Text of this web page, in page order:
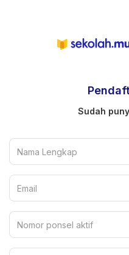
Sudah
Nama Lengkap
Email
Nomor ponsel aktif